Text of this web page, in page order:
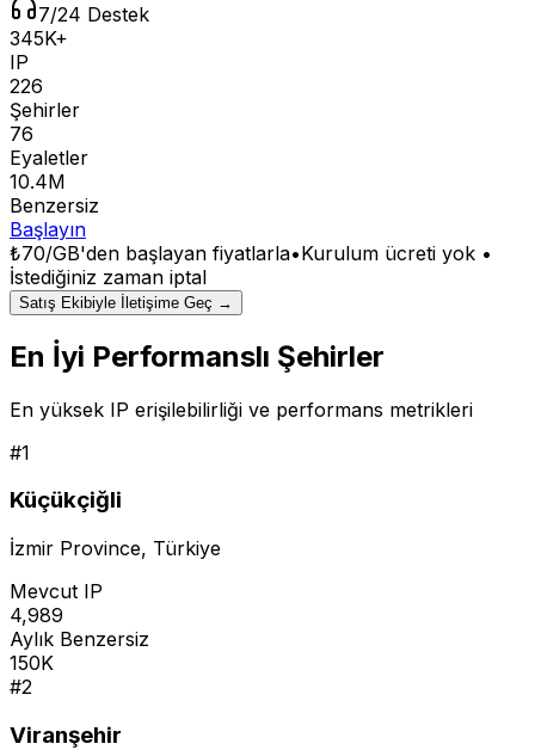
7/24 Destek
345K+
IP
226
Şehirler
76
Eyaletler
10.4M
Benzersiz
Başlayın
₺70/GB'den başlayan fiyatlarla•Kurulum ücreti yok •
İstediğiniz zaman iptal
Satış Ekibiyle İletişime Geç →
En İyi Performanslı Şehirler
En yüksek IP erişilebilirliği ve performans metrikleri
#1
Küçükçiğli
İzmir Province, Türkiye
Mevcut IP
4,989
Aylık Benzersiz
150K
#2
Viranşehir